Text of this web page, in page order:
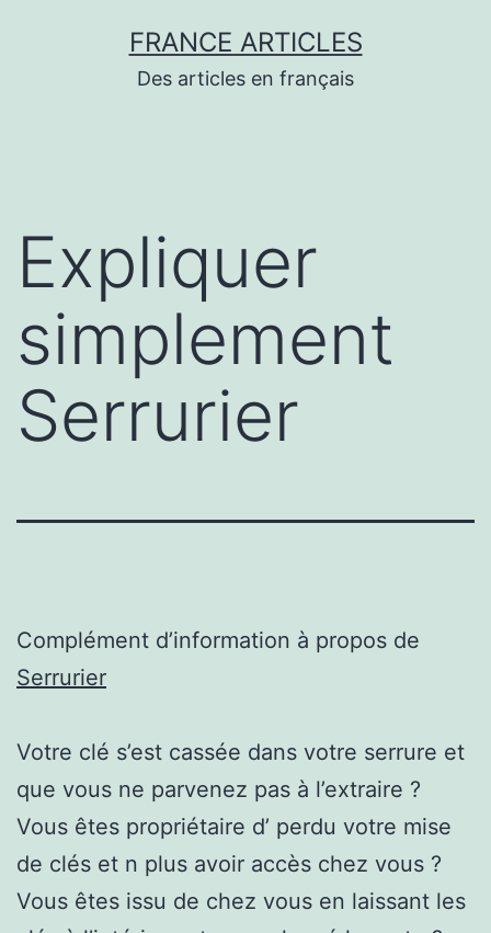
FRANCE ARTICLES
Des articles en français
Expliquer
simplement
Serrurier
Complément d’information à propos de
Serrurier
Votre clé s’est cassée dans votre serrure et
que vous ne parvenez pas à l’extraire ?
Vous êtes propriétaire d’ perdu votre mise
de clés et n plus avoir accès chez vous ?
Vous êtes issu de chez vous en laissant les